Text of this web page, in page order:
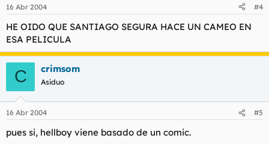
16 Abr 2004 #4
HE OIDO QUE SANTIAGO SEGURA HACE UN CAMEO EN
ESA PELICULA
C crimsom
Asiduo
16 Abr 2004 #5
pues si, hellboy viene basado de un comic.